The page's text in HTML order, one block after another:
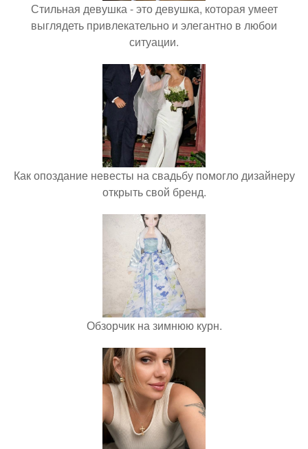
Стильная девушка - это девушка, которая умеет
выглядеть привлекательно и элегантно в любои
ситуации.
Как опоздание невесты на свадьбу помогло дизайнеру
открыть свой бренд.
Обзорчик на зимнюю курн.